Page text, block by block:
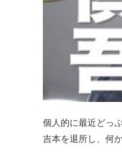
個人的に最近どっ
吉本を退所し、何